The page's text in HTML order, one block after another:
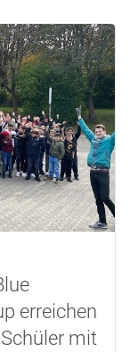
erreichen
mit